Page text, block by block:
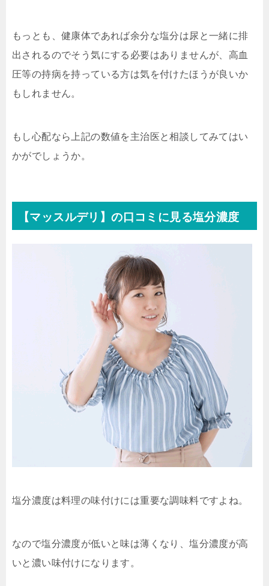
もっとも、健康体であれば余分な塩分は尿と一緒に排
出されるのでそう気にする必要はありませんが、高血
圧等の持病を持っている方は気を付けたほうが良いか
もしれません。
もし心配なら上記の数値を主治医と相談してみてはい
かがでしょうか。
【マッスルデリ】の口コミに見る塩分濃度
塩分濃度は料理の味付けには重要な調味料ですよね。
なので塩分濃度が低いと味は薄くなり、塩分濃度が高
いと濃い味付けになります。